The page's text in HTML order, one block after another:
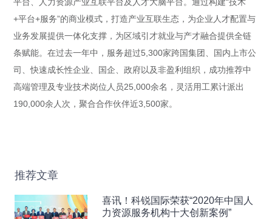
平台、人力资源产业互联平台及人才大脑平台。通过构建“技术
+平台+服务”的商业模式，打造产业互联生态，为企业人才配置与
业务发展提供一体化支撑，为区域引才就业与产才融合提供全链
条赋能。在过去一年中，服务超过5,300家跨国集团、国内上市公
司、快速成长性企业、国企、政府以及非盈利组织，成功推荐中
高端管理及专业技术岗位人员25,000余名，灵活用工累计派出
190,000余人次，聚合合作伙伴近3,500家。
推荐文章
喜讯！科锐国际荣获“2020年中国人
力资源服务机构十大创新案例”